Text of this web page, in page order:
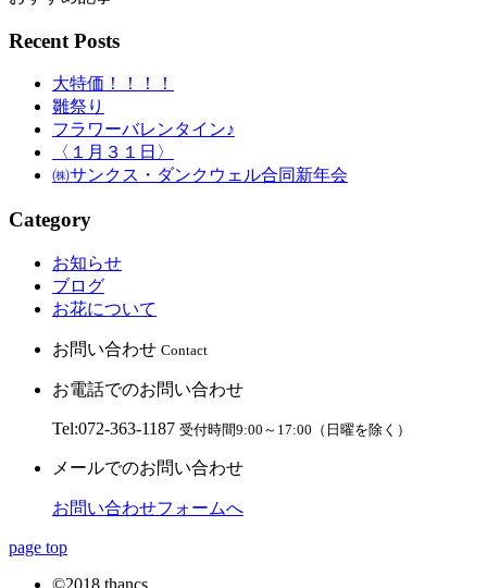
Recent Posts
大特価！！！！
雛祭り
フラワーバレンタイン♪
〈１月３１日〉
㈱サンクス・ダンクウェル合同新年会
Category
お知らせ
ブログ
お花について
お問い合わせ Contact
お電話でのお問い合わせ
Tel:072-363-1187 受付時間9:00～17:00（日曜を除く）
メールでのお問い合わせ
お問い合わせフォームへ
page top
©2018 thancs